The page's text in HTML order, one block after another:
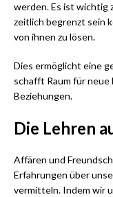
werden. Es ist wichtig
zeitlich begrenzt sein
von ihnen zu lösen.
Dies ermöglicht eine
schafft Raum für
Beziehungen.
Die Lehren
Affären und
Erfahrungen über
vermitteln. Indem wir